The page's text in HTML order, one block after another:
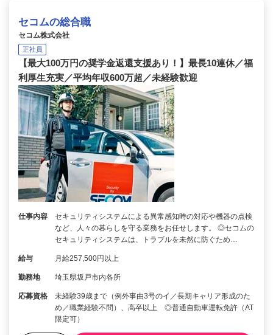
セコムの総合職
セコム株式会社
正社員
【最大100万円の奨学金返還支援あり！】最長10連休／福
利厚生充実／平均年収600万超／未経験歓迎
仕事内容
セキュリティシステムによる異常感知時の対応や機器の点検
など、人々の暮らしを守る業務をお任せします。 ◎セコムの
セキュリティシステムは、トラブルを未然に防ぐため…
給与 月給257,500円以上
勤務地 埼玉県坂戸市内各所
応募資格
未経験39歳まで（例外事由3号のイ／長期キャリア形成のた
め／職業経験不問）、高卒以上 ◎普通自動車運転免許（AT
限定可）